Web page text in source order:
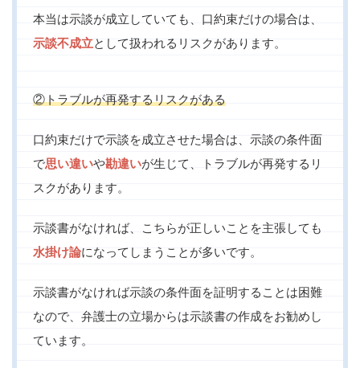
本当は示談が成立していても、口約束だけの場合は、
示談不成立として扱われるリスクがあります。
②トラブルが再発するリスクがある
口約束だけで示談を成立させた場合は、示談の条件面
で思い違いや勘違いが生じて、トラブルが再発するリ
スクがあります。
示談書がなければ、こちらが正しいことを主張しても
水掛け論になってしまうことが多いです。
示談書がなければ示談の条件面を証明することは困難
なので、弁護士の立場からは示談書の作成をお勧めし
ています。